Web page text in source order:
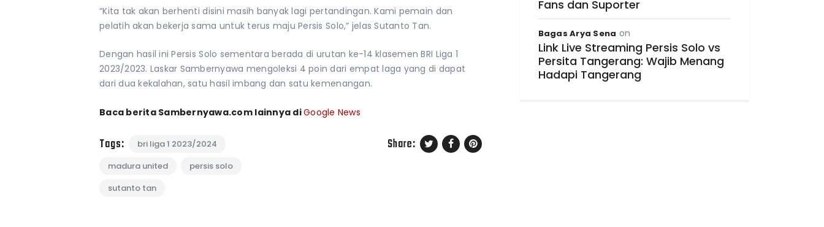
“Kita tak akan berhenti disini masih banyak lagi pertandingan. Kami pemain dan
pelatih akan bekerja sama untuk terus maju Persis Solo,” jelas Sutanto Tan.
Dengan hasil ini Persis Solo sementara berada di urutan ke-14 klasemen BRI Liga 1
2023/2023. Laskar Sambernyawa mengoleksi 4 poin dari empat laga yang di dapat
dari dua kekalahan, satu hasil imbang dan satu kemenangan.
Baca berita Sambernyawa.com lainnya diGoogle News
Tags:
bri liga 1 2023/2024
madura united
persis solo
sutanto tan
Share:
Fans dan Suporter
Bagas Arya Sena on
Link Live Streaming Persis Solo vs
Persita Tangerang: Wajib Menang
Hadapi Tangerang